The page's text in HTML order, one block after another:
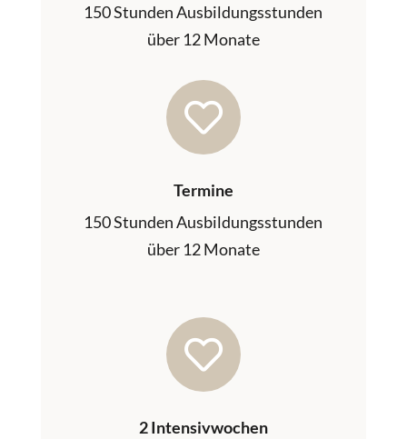
150 Stunden Ausbildungsstunden
über 12 Monate

Termine
150 Stunden Ausbildungsstunden
über 12 Monate

2 Intensivwochen